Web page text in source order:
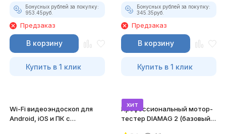
Бонусных рублей за покупку:
953.45руб.
Предзаказ
В корзину
Купить в 1 клик
Бонусных рублей за покупку:
345.35руб.
Предзаказ
В корзину
Купить в 1 клик
Wi-Fi видеоэндоскоп для
Android, iOS и ПК с
хит
Профессиональный мотор-
тестер DIAMAG 2 (базовый